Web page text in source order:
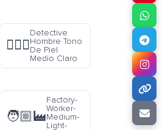
🕵🏼‍♂️
Detective
Hombre Tono
De Piel
Medio Claro
🧑🏼‍🏭
Factory-
Worker-
Medium-
Light-